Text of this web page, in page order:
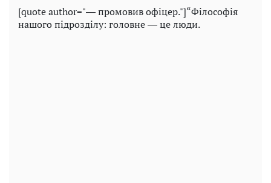
[quote author="― промовив офіцер."]“Філософія
нашого підрозділу: головне ― це люди.